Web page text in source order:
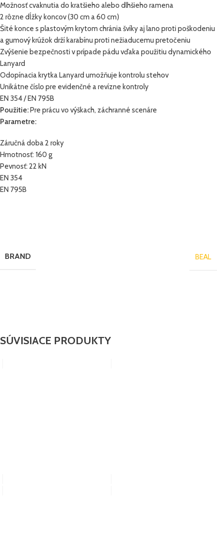
Možnosť cvaknutia do kratšieho alebo dlhšieho ramena
2 rôzne dĺžky koncov (30 cm a 60 cm)
Šité konce s plastovým krytom chránia švíky aj lano proti poškodeniu
a gumový krúžok drží karabínu proti nežiaducemu pretočeniu
Zvýšenie bezpečnosti v prípade pádu vďaka použitiu dynamického
Lanyard
Odopínacia krytka Lanyard umožňuje kontrolu stehov
Unikátne číslo pre evidenčné a revízne kontroly
EN 354 / EN 795B
Použitie:Pre prácu vo výškach, záchranné scenáre
Parametre:
Záručná doba 2 roky
Hmotnosť: 160 g
Pevnosť: 22 kN
EN 354
EN 795B
BRAND BEAL
SÚVISIACE PRODUKTY